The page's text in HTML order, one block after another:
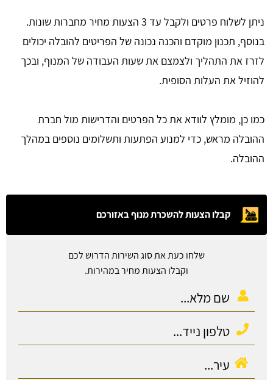
ניתן לשלוח פרטים ולקבל עד 3 הצעות מחיר מחברות שונות.
בנוסף, תכנון מוקדם והכנה נכונה של הפריטים להובלה יכולים
לזרז את התהליך ולצמצם את שעות העבודה של המנוף, ובכך
להוזיל את העלות הסופית.
כמו כן, מומלץ לוודא את כל הפרטים והדרישות מול חברת
ההובלה מראש, כדי למנוע הפתעות ותשלומים נוספים במהלך
ההובלה.
קבלו הצעות להשכרת מנוף באזורכם
שלחו כעת את סוג השירות הדרוש לכם
וקבלו הצעות מחיר במהירות.